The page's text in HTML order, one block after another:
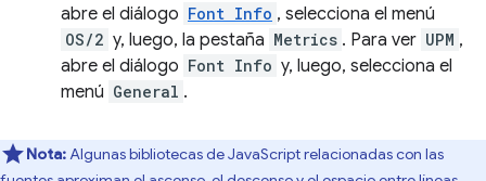
abre el diálogo Font Info , selecciona el menú
OS/2 y, luego, la pestaña Metrics . Para ver UPM ,
abre el diálogo Font Info y, luego, selecciona el
menú General .
Nota:Algunas bibliotecas de JavaScript relacionadas con las